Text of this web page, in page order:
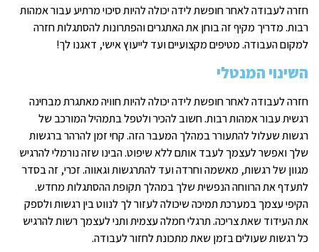
חזרה לעבודה לאחר חופשת לידה יכולה להיות סיכוי מרתיע עבור אמהות
רבות. מדריך מקיף זה בוחן את האתגרים והפתרונות להסתגלות חזרה
למקום העבודה. מטיפים מקצועיים ועד לייעוץ אישי, דאגנו לך!
השינוי המנטלי
חזרה לעבודה לאחר חופשת לידה יכולה להיות חוויה מאתגרת מבחינה
רגשית עבור אמהות רבות. חשוב להכיר ולטפל בתמהיל המורכב של
רגשות שעלול להתעורר במהלך המעבר הזה. קחי זמן להרהר ברגשות
שלך ואפשר לעצמך לעבד אותם ללא שיפוט. הבינו שזה נורמלי להרגיש
מגוון של רגשות, מאשמה וחרדה ועד להתרגשות וגאווה. זכרי, זה בסדר
לתעדף את הרווחה הנפשית שלך במהלך תקופת ההסתגלות מחדש.
הקיפי עצמך במערכת תמיכה שיכולה לעזור לך לנווט בין רגשות ולספק
את העידוד שאת צריכה. תרגלי חמלה עצמית ותני לעצמך רשות להרגיש
כל רגשות שעולים בזמן שאת מתכונת לחזור לעבודה.